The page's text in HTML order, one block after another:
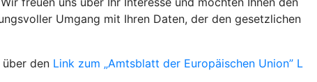
Umgang mit Ihren Daten, der den gesetzlichen
den Link zum „Amtsblatt der Europäischen Union” L